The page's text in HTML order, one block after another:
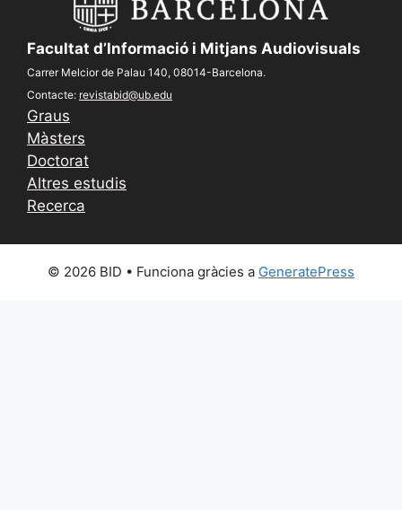
Facultat d’Informació i Mitjans Audiovisuals
Carrer Melcior de Palau 140, 08014-Barcelona.
Contacte: revistabid@ub.edu
Graus
Màsters
Doctorat
Altres estudis
Recerca
© 2026 BID • Funciona gràcies a GeneratePress